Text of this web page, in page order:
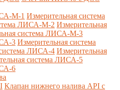
М-1 Измерительная система
ЛИСА-М-2 Измерительная
система ЛИСА-М-3
3 Измерительная система
ЛИСА-4 Измерительная
система ЛИСА-5
6
Клапан нижнего налива API с